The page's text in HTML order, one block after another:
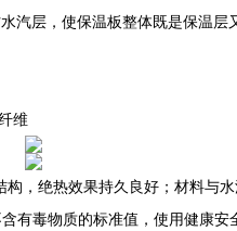
汽层，使保温板整体既是保温层
维
构，绝热效果持久良好；材料与
有毒物质的标准值，使用健康